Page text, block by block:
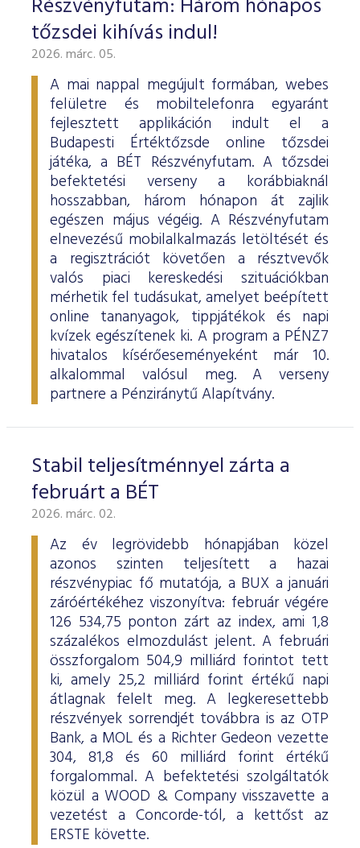
ESG Útmutató
Részvényfutam: Három hónapos
tőzsdei kihívás indul!
2026. márc. 05.
A mai nappal megújult formában, webes
felületre és mobiltelefonra egyaránt
fejlesztett applikáción indult el a
Budapesti Értéktőzsde online tőzsdei
játéka, a BÉT Részvényfutam. A tőzsdei
befektetési verseny a korábbiaknál
hosszabban, három hónapon át zajlik
egészen május végéig. A Részvényfutam
elnevezésű mobilalkalmazás letöltését és
a regisztrációt követően a résztvevők
valós piaci kereskedési szituációkban
mérhetik fel tudásukat, amelyet beépített
online tananyagok, tippjátékok és napi
kvízek egészítenek ki. A program a PÉNZ7
hivatalos kísérőeseményeként már 10.
alkalommal valósul meg. A verseny
partnere a Pénziránytű Alapítvány.
Stabil teljesítménnyel zárta a
februárt a BÉT
2026. márc. 02.
Az év legrövidebb hónapjában közel
azonos szinten teljesített a hazai
részvénypiac fő mutatója, a BUX a januári
záróértékéhez viszonyítva: február végére
126 534,75 ponton zárt az index, ami 1,8
százalékos elmozdulást jelent. A februári
összforgalom 504,9 milliárd forintot tett
ki, amely 25,2 milliárd forint értékű napi
átlagnak felelt meg. A legkeresettebb
részvények sorrendjét továbbra is az OTP
Bank, a MOL és a Richter Gedeon vezette
304, 81,8 és 60 milliárd forint értékű
forgalommal. A befektetési szolgáltatók
közül a WOOD & Company visszavette a
vezetést a Concorde-tól, a kettőst az
ERSTE követte.